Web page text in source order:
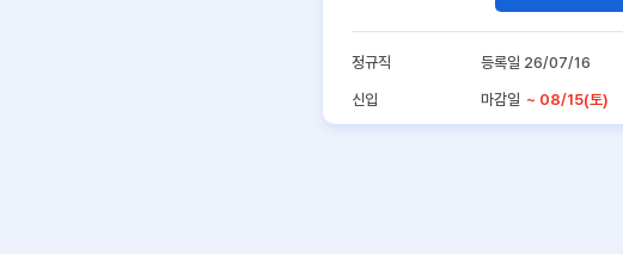
정규직 등록일 26/07/16
신입 마감일 ~ 08/15(토)